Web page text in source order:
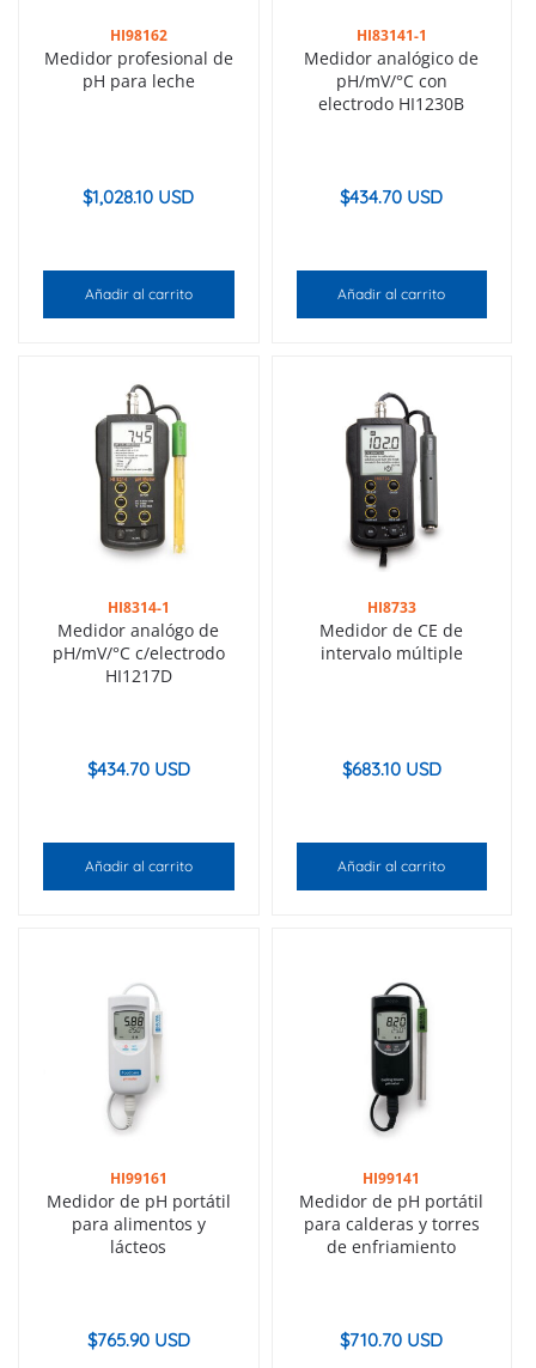
HI98162
Medidor profesional de
pH para leche
$1,028.10 USD
Añadir al carrito
HI83141-1
Medidor analógico de
pH/mV/°C con
electrodo HI1230B
$434.70 USD
Añadir al carrito
HI8314-1
Medidor analógo de
pH/mV/°C c/electrodo
HI1217D
$434.70 USD
Añadir al carrito
HI8733
Medidor de CE de
intervalo múltiple
$683.10 USD
Añadir al carrito
HI99161
Medidor de pH portátil
para alimentos y
lácteos
$765.90 USD
HI99141
Medidor de pH portátil
para calderas y torres
de enfriamiento
$710.70 USD